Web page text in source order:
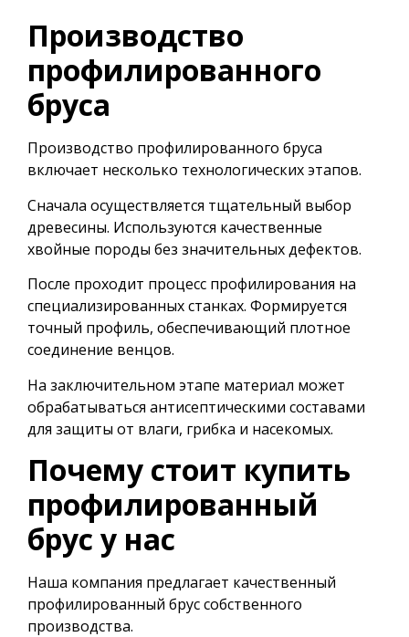
Производство
профилированного
бруса
Производство профилированного бруса
включает несколько технологических этапов.
Сначала осуществляется тщательный выбор
древесины. Используются качественные
хвойные породы без значительных дефектов.
После проходит процесс профилирования на
специализированных станках. Формируется
точный профиль, обеспечивающий плотное
соединение венцов.
На заключительном этапе материал может
обрабатываться антисептическими составами
для защиты от влаги, грибка и насекомых.
Почему стоит купить
профилированный
брус у нас
Наша компания предлагает качественный
профилированный брус собственного
производства.